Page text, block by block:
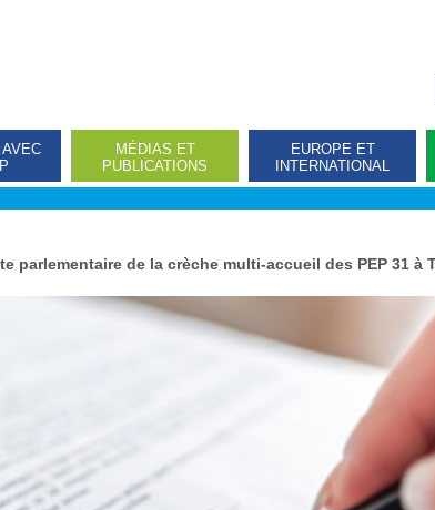
AVEC
MÉDIAS ET
PUBLICATIONS
EUROPE ET
INTERNATIONAL
parlementaire de la crèche multi-accueil des PEP 31 à